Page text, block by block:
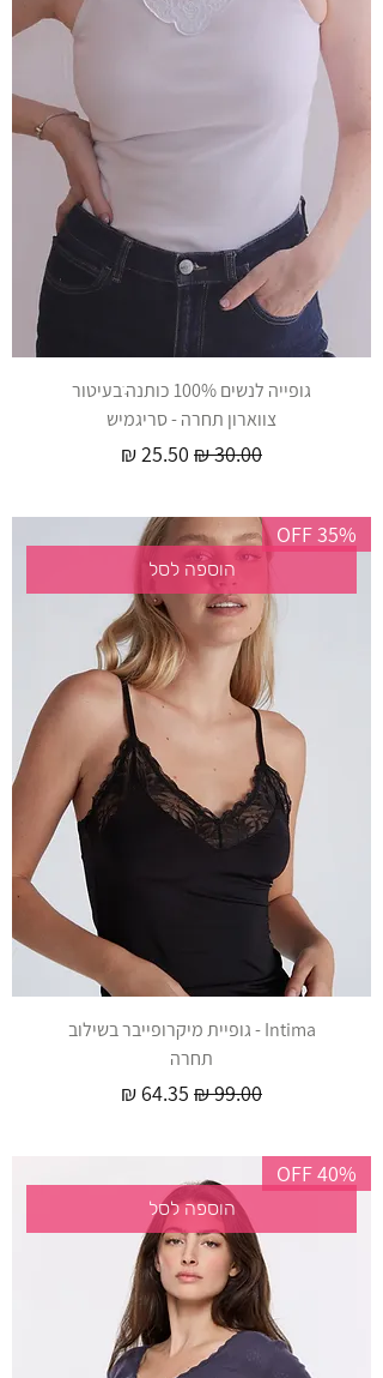
גופייה לנשים 100% כותנהׁׁ ׁבעיטור
צווארון תחרה - סריגמיש
מחיר רגילמחיר מבצע
הוספה לסל
35% OFF
Intima - גופיית מיקרופייבר בשילוב
תחרה
מחיר רגילמחיר מבצע
הוספה לסל
40% OFF